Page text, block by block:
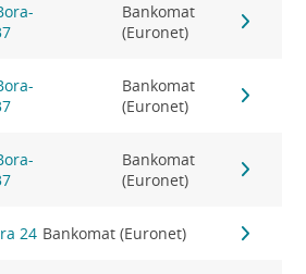
Bankomat
(Euronet)
Bankomat
(Euronet)
Bankomat
(Euronet)
24 Bankomat (Euronet)